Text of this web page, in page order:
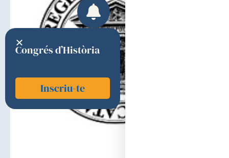
Congrés d’Història
Inscriu-te